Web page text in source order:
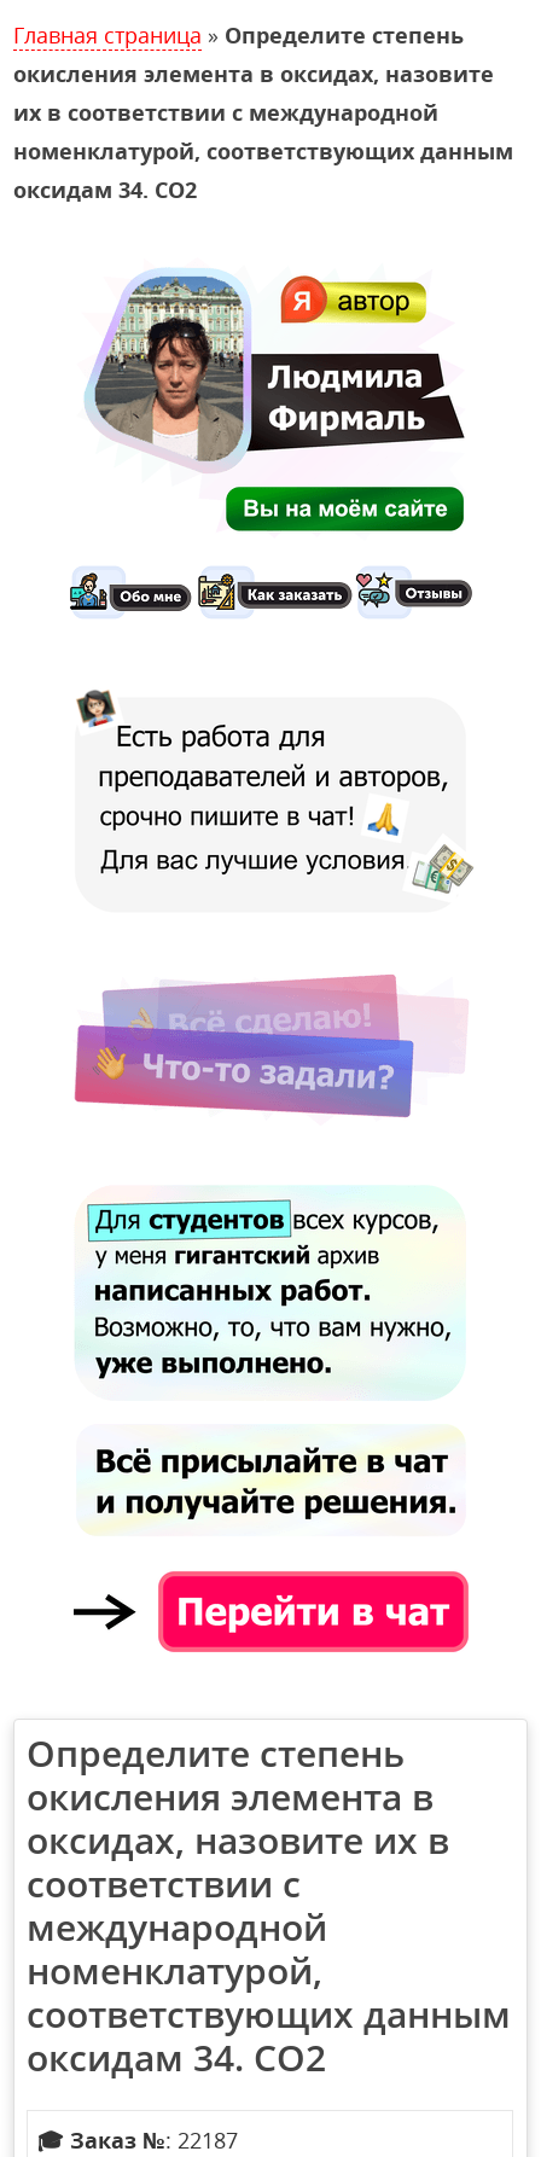
Главная страница » Определите степень
окисления элемента в оксидах, назовите
их в соответствии с международной
номенклатурой, соответствующих данным
оксидам 34. СО2
Определите степень
окисления элемента в
оксидах, назовите их в
соответствии с
международной
номенклатурой,
соответствующих данным
оксидам 34. СО2
🎓 Заказ №: 22187